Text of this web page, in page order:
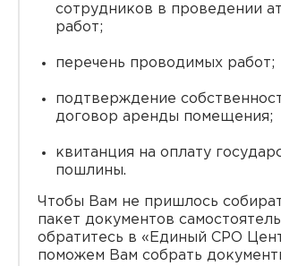
сотрудников в проведении
работ;
перечень проводимых работ;
подтверждение
договор аренды помещения;
квитанция на оплату
пошлины.
Чтобы Вам не пришлось
пакет документов
обратитесь в «Единый СРО
поможем Вам собрать